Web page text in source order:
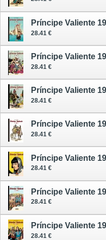
Príncipe Valiente
28.41 €
Príncipe Valiente
28.41 €
Príncipe Valiente
28.41 €
Príncipe Valiente
28.41 €
Príncipe Valiente
28.41 €
Príncipe Valiente
28.41 €
Príncipe Valiente
28.41 €